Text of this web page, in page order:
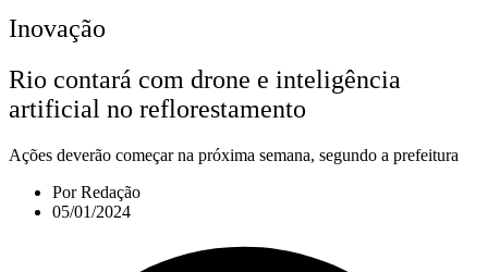
Inovação
Rio contará com drone e inteligência
artificial no reflorestamento
Ações deverão começar na próxima semana, segundo a prefeitura
PorRedação
05/01/2024